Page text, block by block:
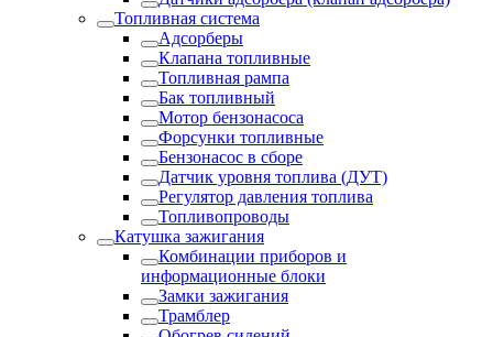
Топливная система
Адсорберы
Клапана топливные
Топливная рампа
Бак топливный
Мотор бензонасоса
Форсунки топливные
Бензонасос в сборе
Датчик уровня топлива (ДУТ)
Регулятор давления топлива
Топливопроводы
Катушка зажигания
Комбинации приборов и
информационные блоки
Замки зажигания
Трамблер